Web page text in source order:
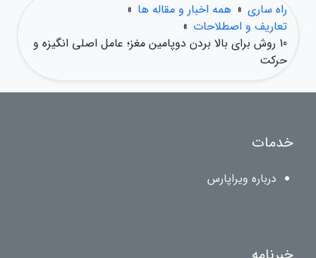
راه ساری » همه اخبار و مقاله ها »
تعاریف و اصطلاحات »
10 روش برای بالا بردن دوپامین مغز؛ عامل اصلی انگیزه و
حرکت
خدمات
درباره ویراپارس